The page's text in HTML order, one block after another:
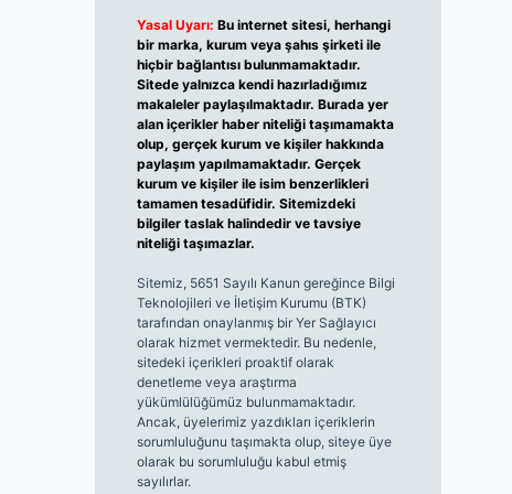
Yasal Uyarı: Bu internet sitesi, herhangi
bir marka, kurum veya şahıs şirketi ile
hiçbir bağlantısı bulunmamaktadır.
Sitede yalnızca kendi hazırladığımız
makaleler paylaşılmaktadır. Burada yer
alan içerikler haber niteliği taşımamakta
olup, gerçek kurum ve kişiler hakkında
paylaşım yapılmamaktadır. Gerçek
kurum ve kişiler ile isim benzerlikleri
tamamen tesadüfidir. Sitemizdeki
bilgiler taslak halindedir ve tavsiye
niteliği taşımazlar.
Sitemiz, 5651 Sayılı Kanun gereğince Bilgi
Teknolojileri ve İletişim Kurumu (BTK)
tarafından onaylanmış bir Yer Sağlayıcı
olarak hizmet vermektedir. Bu nedenle,
sitedeki içerikleri proaktif olarak
denetleme veya araştırma
yükümlülüğümüz bulunmamaktadır.
Ancak, üyelerimiz yazdıkları içeriklerin
sorumluluğunu taşımakta olup, siteye üye
olarak bu sorumluluğu kabul etmiş
sayılırlar.